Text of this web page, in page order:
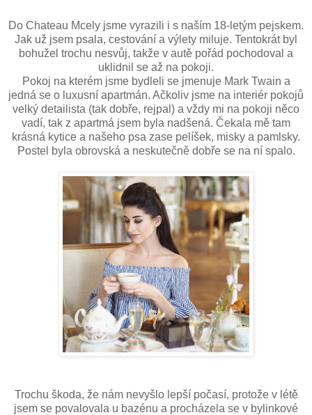
Do Chateau Mcely jsme vyrazili i s naším 18-letým pejskem.
Jak už jsem psala, cestování a výlety miluje. Tentokrát byl
bohužel trochu nesvůj, takže v autě pořád pochodoval a
uklidnil se až na pokoji.
Pokoj na kterém jsme bydleli se jmenuje Mark Twain a
jedná se o luxusní apartmán. Ačkoliv jsme na interiér pokojů
velký detailista (tak dobře, rejpal) a vždy mi na pokoji něco
vadí, tak z apartmá jsem byla nadšená. Čekala mě tam
krásná kytice a našeho psa zase pelíšek, misky a pamlsky.
Postel byla obrovská a neskutečně dobře se na ní spalo.
Trochu škoda, že nám nevyšlo lepší počasí, protože v létě
jsem se povalovala u bazénu a procházela se v bylinkové